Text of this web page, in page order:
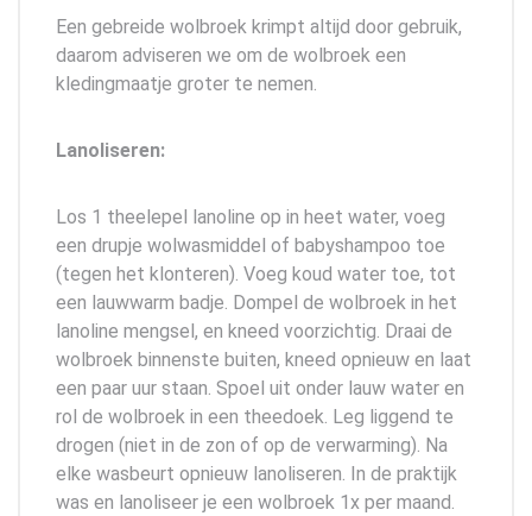
Een gebreide wolbroek krimpt altijd door gebruik,
daarom adviseren we om de wolbroek een
kledingmaatje groter te nemen.
Lanoliseren:
Los 1 theelepel lanoline op in heet water, voeg
een drupje wolwasmiddel of babyshampoo toe
(tegen het klonteren). Voeg koud water toe, tot
een lauwwarm badje. Dompel de wolbroek in het
lanoline mengsel, en kneed voorzichtig. Draai de
wolbroek binnenste buiten, kneed opnieuw en laat
een paar uur staan. Spoel uit onder lauw water en
rol de wolbroek in een theedoek. Leg liggend te
drogen (niet in de zon of op de verwarming). Na
elke wasbeurt opnieuw lanoliseren. In de praktijk
was en lanoliseer je een wolbroek 1x per maand.